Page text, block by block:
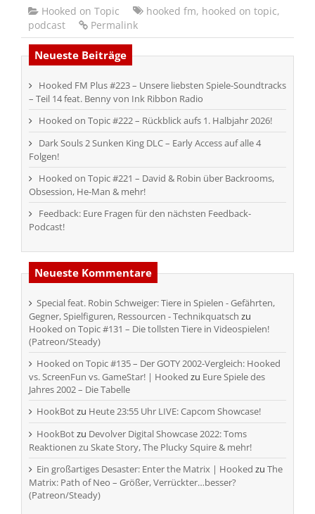
Hooked on Topic hooked fm, hooked on topic,
podcast
Permalink
Neueste Beiträge
Hooked FM Plus #223 – Unsere liebsten Spiele-Soundtracks
– Teil 14 feat. Benny von Ink Ribbon Radio
Hooked on Topic #222 – Rückblick aufs 1. Halbjahr 2026!
Dark Souls 2 Sunken King DLC – Early Access auf alle 4
Folgen!
Hooked on Topic #221 – David & Robin über Backrooms,
Obsession, He-Man & mehr!
Feedback: Eure Fragen für den nächsten Feedback-
Podcast!
Neueste Kommentare
Special feat. Robin Schweiger: Tiere in Spielen - Gefährten,
Gegner, Spielfiguren, Ressourcen - Technikquatsch zu
Hooked on Topic #131 – Die tollsten Tiere in Videospielen!
(Patreon/Steady)
Hooked on Topic #135 – Der GOTY 2002-Vergleich: Hooked
vs. ScreenFun vs. GameStar! | Hooked zu Eure Spiele des
Jahres 2002 – Die Tabelle
HookBotzu Heute 23:55 Uhr LIVE: Capcom Showcase!
HookBotzu Devolver Digital Showcase 2022: Toms
Reaktionen zu Skate Story, The Plucky Squire & mehr!
Ein großartiges Desaster: Enter the Matrix | Hooked zu The
Matrix: Path of Neo – Größer, Verrückter…besser?
(Patreon/Steady)